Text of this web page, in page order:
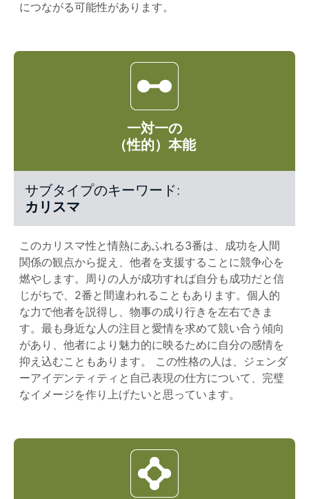
につながる可能性があります。
一対一の
（性的）本能
サブタイプのキーワード:
カリスマ
このカリスマ性と情熱にあふれる3番は、成功を人間
関係の観点から捉え、他者を支援することに競争心を
燃やします。周りの人が成功すれば自分も成功だと信
じがちで、2番と間違われることもあります。個人的
な力で他者を説得し、物事の成り行きを左右できま
す。最も身近な人の注目と愛情を求めて競い合う傾向
があり、他者により魅力的に映るために自分の感情を
抑え込むこともあります。 この性格の人は、ジェンダ
ーアイデンティティと自己表現の仕方について、完璧
なイメージを作り上げたいと思っています。